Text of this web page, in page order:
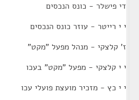
די פישלר - כונס הנכסים
י י רייטר - עוזר כונס הנכסים
ז' קלצקי - מנהל מפעל "מקט"
י י קלצקי - מפעל "מקט" בעכו
י י כץ - מזכיר מועצת פועלי עכו